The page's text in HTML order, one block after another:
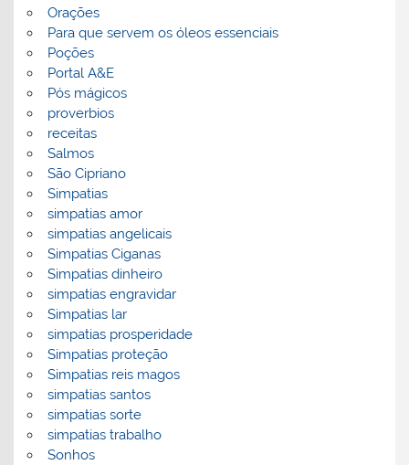
Orações
Para que servem os óleos essenciais
Poções
Portal A&E
Pós mágicos
proverbios
receitas
Salmos
São Cipriano
Simpatias
simpatias amor
simpatias angelicais
Simpatias Ciganas
Simpatias dinheiro
simpatias engravidar
Simpatias lar
simpatias prosperidade
Simpatias proteção
Simpatias reis magos
simpatias santos
simpatias sorte
simpatias trabalho
Sonhos